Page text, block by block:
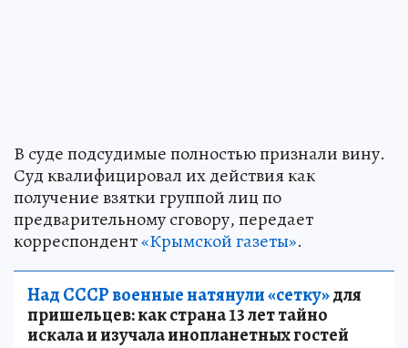
В суде подсудимые полностью признали вину.
Суд квалифицировал их действия как
получение взятки группой лиц по
предварительному сговору, передает
корреспондент«Крымской газеты».
Над СССР военные натянули «сетку»для
пришельцев: как страна 13 лет тайно
искала и изучала инопланетных гостей